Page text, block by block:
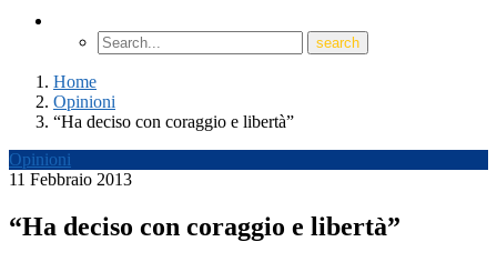
Home
Opinioni
“Ha deciso con coraggio e libertà”
Opinioni
11 Febbraio 2013
“Ha deciso con coraggio e libertà”